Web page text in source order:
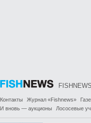
Контакты Журнал «Fishnews»
И вновь — аукционы
Лососевые